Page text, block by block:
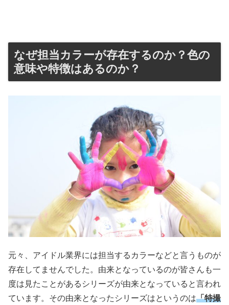
なぜ担当カラーが存在するのか？色の
意味や特徴はあるのか？
元々、アイドル業界には担当するカラーなどと言うものが
存在してませんでした。由来となっているのが皆さんも一
度は見たことがあるシリーズが由来となっていると言われ
ています。その由来となったシリーズはというのは「特撮